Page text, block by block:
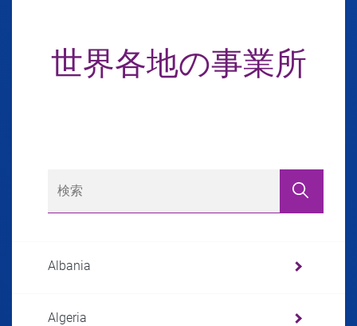
世界各地の事業所
Albania
Algeria